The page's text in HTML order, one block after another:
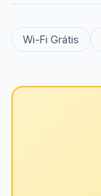
Wi-Fi Grátis